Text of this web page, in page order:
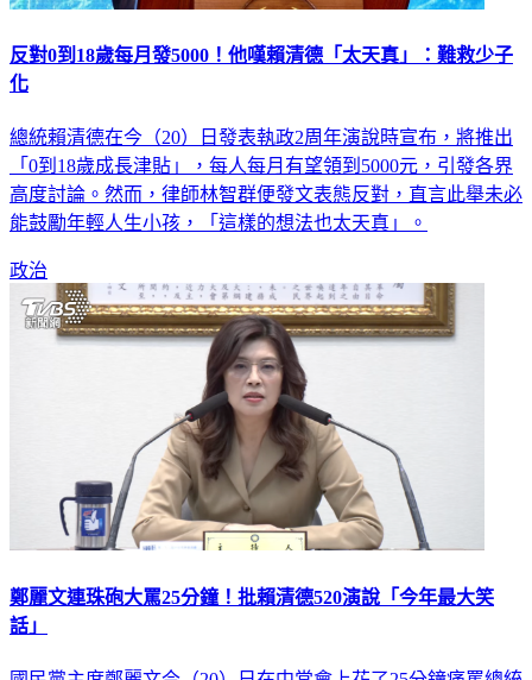
反對0到18歲每月發5000！他嘆賴清德「太天真」：難救少子
化
總統賴清德在今（20）日發表執政2周年演說時宣布，將推出
「0到18歲成長津貼」，每人每月有望領到5000元，引發各界
高度討論。然而，律師林智群便發文表態反對，直言此舉未必
能鼓勵年輕人生小孩，「這樣的想法也太天真」。
政治
鄭麗文連珠砲大罵25分鐘！批賴清德520演說「今年最大笑
話」